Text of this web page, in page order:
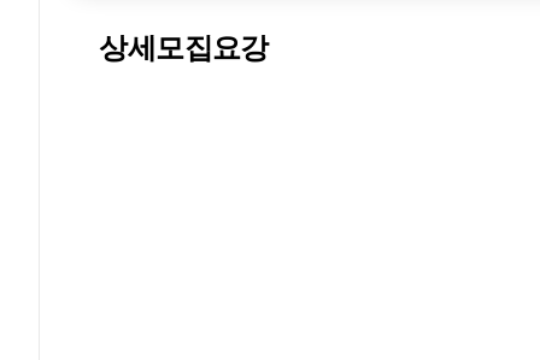
상세모집요강